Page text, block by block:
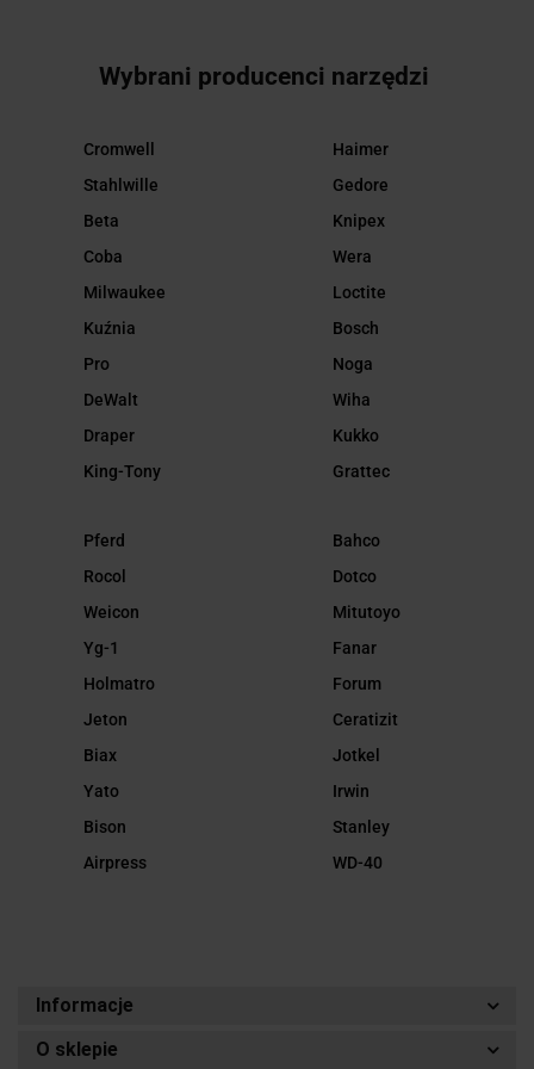
Wybrani producenci narzędzi
Cromwell
Stahlwille
Beta
Coba
Milwaukee
Kuźnia
Pro
DeWalt
Draper
King-Tony
Haimer
Gedore
Knipex
Wera
Loctite
Bosch
Noga
Wiha
Kukko
Grattec
Pferd
Rocol
Weicon
Yg-1
Holmatro
Jeton
Biax
Yato
Bison
Airpress
Bahco
Dotco
Mitutoyo
Fanar
Forum
Ceratizit
Jotkel
Irwin
Stanley
WD-40
Informacje
O sklepie